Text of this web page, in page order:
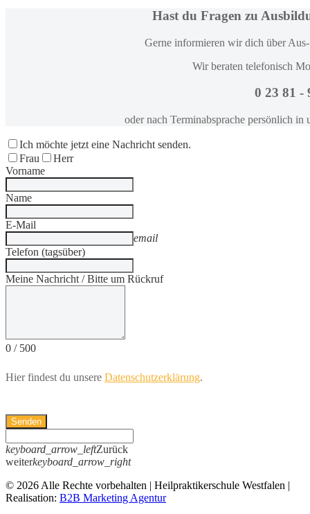
Hast du Fragen zu
Gerne informieren wir dich über
Wir beraten telefonisch
0 23 81 -
oder nach Terminabsprache persönlich
Ich möchte jetzt eine Nachricht senden.
Frau
Herr
Vorname
Name
E-Mail
email
Telefon (tagsüber)
Meine Nachricht / Bitte um Rückruf
0 / 500
Hier findest du unsere Datenschutzerklärung.
Senden
keyboard_arrow_leftZurück
weiterkeyboard_arrow_right
© 2026 Alle Rechte vorbehalten | Heilpraktikerschule Westfalen |
Realisation: B2B Marketing Agentur